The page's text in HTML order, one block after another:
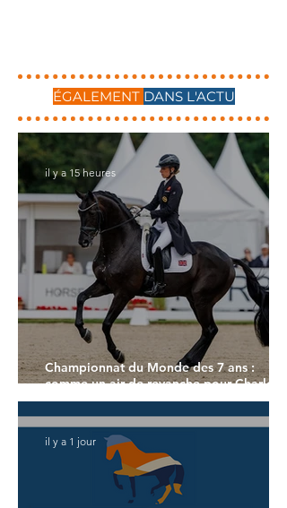
ÉGALEMENT DANS L'ACTU
Championnat du Monde des 7 ans :
comme un air de revanche pour Charlotte
Dujardin
il y a 15 heures
il y a 1 jour